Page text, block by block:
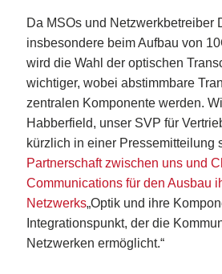
Da MSOs und Netzwerkbetreiber
insbesondere beim Aufbau von
wird die Wahl der optischen
wichtiger, wobei abstimmbare
zentralen Komponente werden.
Habberfield, unser SVP für
kürzlich in einer Pressemitteilung
Partnerschaft zwischen uns und
Communications für den Ausbau
Netzwerks„Optik und ihre
Integrationspunkt, der die
Netzwerken ermöglicht.“